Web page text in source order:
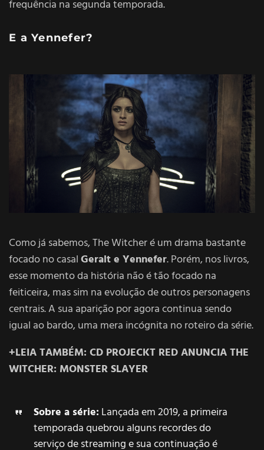
frequência na segunda temporada.
E a Yennefer?
Como já sabemos, The Witcher é um drama bastante
focado no casalGeralt e Yennefer. Porém, nos livros,
esse momento da história não é tão focado na
feiticeira, mas sim na evolução de outros personagens
centrais. A sua aparição por agora continua sendo
igual ao bardo, uma mera incógnita no roteiro da série.
+LEIA TAMBÉM: CD PROJECKT RED ANUNCIA THE
WITCHER: MONSTER SLAYER
Sobre a série: Lançada em 2019, a primeira
temporada quebrou alguns recordes do
serviço de streaming e sua continuação é